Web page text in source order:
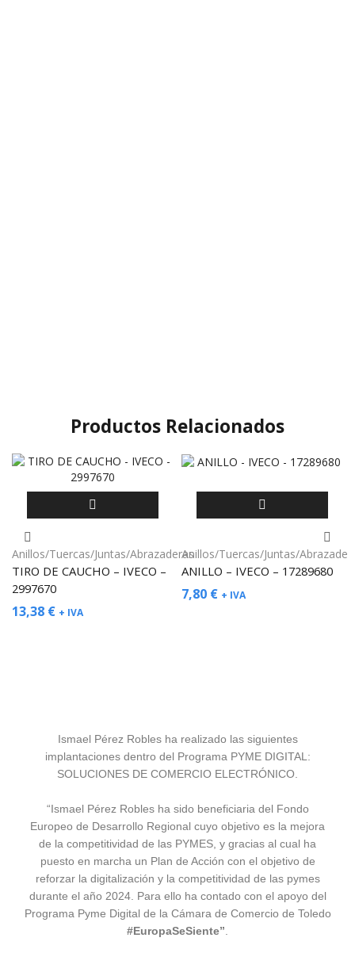
Productos Relacionados
Anillos/Tuercas/Juntas/Abrazaderas
TIRO DE CAUCHO – IVECO –
2997670
13,38 € + IVA
Anillos/Tuercas/Juntas/
ANILLO – IVECO – 17289680
7,80 € + IVA
Ismael Pérez Robles ha realizado las siguientes
implantaciones dentro del Programa PYME DIGITAL:
SOLUCIONES DE COMERCIO ELECTRÓNICO.
“Ismael Pérez Robles ha sido beneficiaria del Fondo
Europeo de Desarrollo Regional cuyo objetivo es la mejora
de la competitividad de las PYMES, y gracias al cual ha
puesto en marcha un Plan de Acción con el objetivo de
reforzar la digitalización y la competitividad de las pymes
durante el año 2024. Para ello ha contado con el apoyo del
Programa Pyme Digital de la Cámara de Comercio de Toledo
#EuropaSeSiente”.